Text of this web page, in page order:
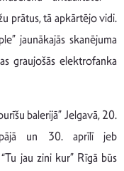
prātus, tā apkārtējo vidi.
jaunākajās skanējuma
graujošās elektrofanka
balerijā” Jelgavā, 20.
un 30. aprīlī jeb
jau zini kur” Rīgā būs